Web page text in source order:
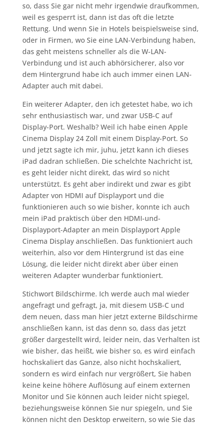
so, dass Sie gar nicht mehr irgendwie draufkommen,
weil es gesperrt ist, dann ist das oft die letzte
Rettung. Und wenn Sie in Hotels beispielsweise sind,
oder in Firmen, wo Sie eine LAN-Verbindung haben,
das geht meistens schneller als die W-LAN-
Verbindung und ist auch abhörsicherer, also vor
dem Hintergrund habe ich auch immer einen LAN-
Adapter auch mit dabei.
Ein weiterer Adapter, den ich getestet habe, wo ich
sehr enthusiastisch war, und zwar USB-C auf
Display-Port. Weshalb? Weil ich habe einen Apple
Cinema Display 24 Zoll mit einem Display-Port. So
und jetzt sagte ich mir, juhu, jetzt kann ich dieses
iPad dadran schließen. Die schelchte Nachricht ist,
es geht leider nicht direkt, das wird so nicht
unterstützt. Es geht aber indirekt und zwar es gibt
Adapter von HDMI auf Displayport und die
funktionieren auch so wie bisher, konnte ich auch
mein iPad praktisch über den HDMI-und-
Displayport-Adapter an mein Displayport Apple
Cinema Display anschließen. Das funktioniert auch
weiterhin, also vor dem Hintergrund ist das eine
Lösung, die leider nicht direkt aber über einen
weiteren Adapter wunderbar funktioniert.
Stichwort Bildschirme. Ich werde auch mal wieder
angefragt und gefragt, ja, mit diesem USB-C und
dem neuen, dass man hier jetzt externe Bildschirme
anschließen kann, ist das denn so, dass das jetzt
größer dargestellt wird, leider nein, das Verhalten ist
wie bisher, das heißt, wie bisher so, es wird einfach
hochskaliert das Ganze, also nicht hochskaliert,
sondern es wird einfach nur vergrößert, Sie haben
keine keine höhere Auflösung auf einem externen
Monitor und Sie können auch leider nicht spiegel,
beziehungsweise können Sie nur spiegeln, und Sie
können nicht den Desktop erweitern, so wie Sie das